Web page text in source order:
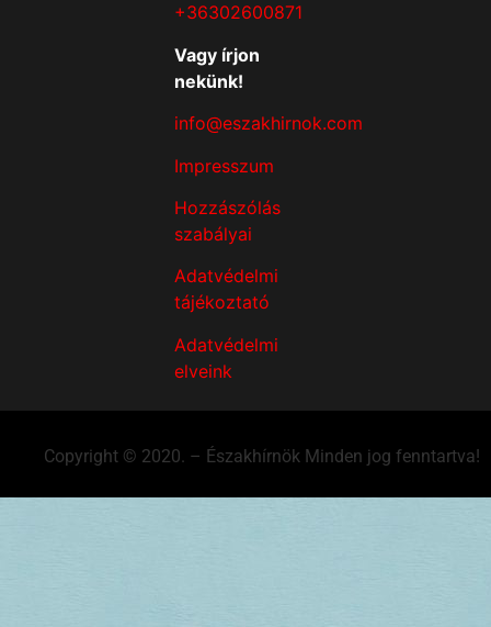
+36302600871
Vagy írjon
nekünk!
info@eszakhirnok.com
Impresszum
Hozzászólás
szabályai
Adatvédelmi
tájékoztató
Adatvédelmi
elveink
Copyright © 2020. – Északhírnök Minden jog fenntartva!